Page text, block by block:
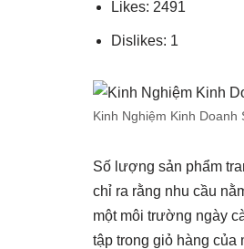
Likes: 2491
Dislikes: 1
Kinh Nghiệm Kinh
Số lượng sản phẩm
chỉ ra rằng nhu cầu
một môi trường ngày
tập trong giỏ hàng của